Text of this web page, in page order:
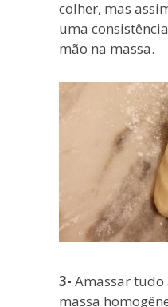
colher, mas
uma
mão na massa.
3- Amassar
massa